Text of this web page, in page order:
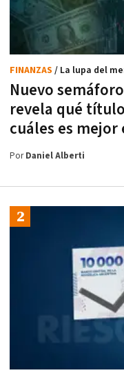
Nuevo
revela qué
cuáles es mejor
FINANZAS / La lupa del
PorDaniel Alberti